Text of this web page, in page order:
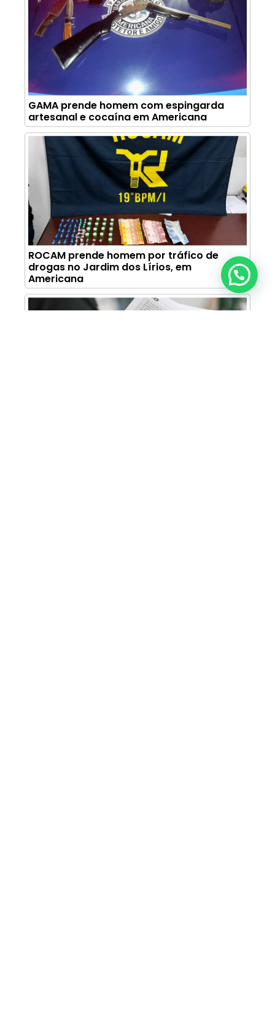
GAMA prende homem com espingarda
artesanal e cocaína em Americana
ROCAM prende homem por tráfico de
drogas no Jardim dos Lírios, em
Americana
Anunciar ou recomendar matéria